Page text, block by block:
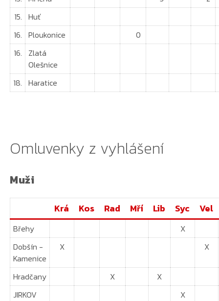
15. Huť
16. Ploukonice
0
16.
Zlatá
Olešnice
18. Haratice
Omluvenky z vyhlášení
Muži
Krá Kos Rad Mří Lib Syc Vel
Břehy
X
Dobšín -
Kamenice
X X
Hradčany X
X
JIRKOV
X